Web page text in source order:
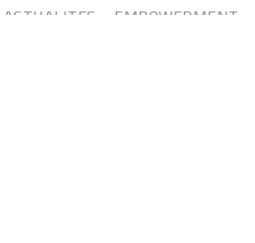
– EMPOWERMENT